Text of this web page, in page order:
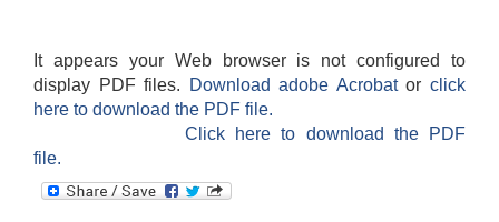
It appears your Web browser is not configured to
display PDF files.
Download adobe Acrobatorclick
here to download the PDF file.
Click here to download the PDF
file.